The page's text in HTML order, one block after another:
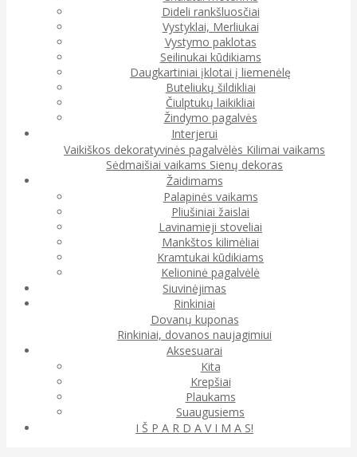
Dideli rankšluosčiai
Vystyklai, Merliukai
Vystymo paklotas
Seilinukai kūdikiams
Daugkartiniai įklotai į liemenėlę
Buteliukų šildikliai
Čiulptukų laikikliai
Žindymo pagalvės
Interjerui
Vaikiškos dekoratyvinės pagalvėlės Kilimai vaikams
Sėdmaišiai vaikams Sienų dekoras
Žaidimams
Palapinės vaikams
Pliušiniai žaislai
Lavinamieji stoveliai
Mankštos kilimėliai
Kramtukai kūdikiams
Kelioninė pagalvėlė
Siuvinėjimas
Rinkiniai
Dovanų kuponas
Rinkiniai, dovanos naujagimiui
Aksesuarai
Kita
Krepšiai
Plaukams
Suaugusiems
I Š P A R D A V I M A S!